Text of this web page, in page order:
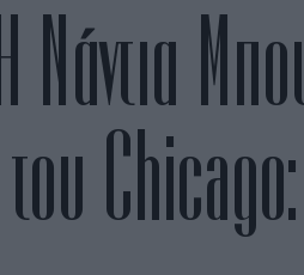
H Νάντια
του